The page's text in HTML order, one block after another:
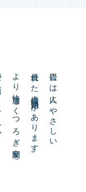
畳には人にやさしい
優れた機能・効用があります。
より快適なくつろぎ空間を
。